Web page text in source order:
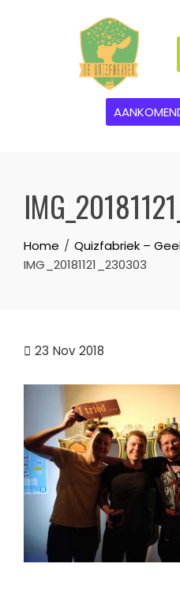
Home
Quizfabriek –
IMG_20181121_230303
23 Nov 2018